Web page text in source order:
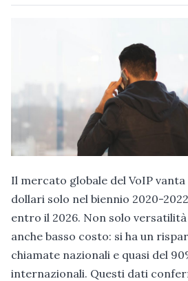
Il mercato globale del VoIP
dollari solo nel biennio 2020-
entro il 2026. Non solo
anche basso costo: si ha un
chiamate nazionali e quasi del
internazionali. Questi dati